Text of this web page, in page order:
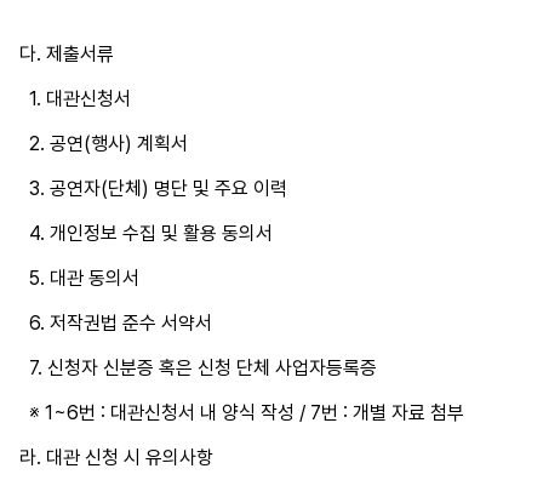
다. 제출서류
1. 대관신청서
2. 공연(행사) 계획서
3. 공연자(단체) 명단 및 주요 이력
4. 개인정보 수집 및 활용 동의서
5. 대관 동의서
6. 저작권법 준수 서약서
7. 신청자 신분증 혹은 신청 단체 사업자등록증
※ 1~6번 : 대관신청서 내 양식 작성 / 7번 : 개별 자료 첨부
라. 대관 신청 시 유의사항